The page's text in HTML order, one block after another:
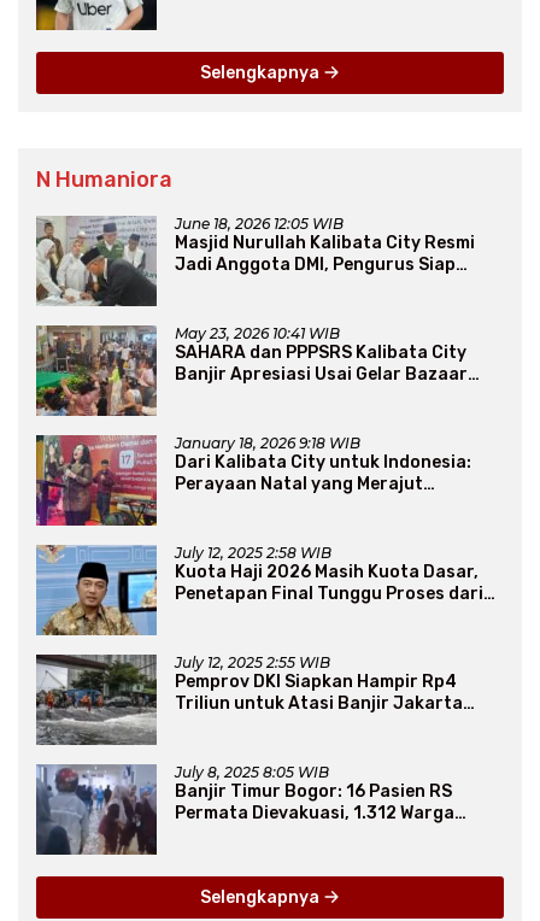
Selengkapnya
N Humaniora
June 18, 2026 12:05 WIB
Masjid Nurullah Kalibata City Resmi
Jadi Anggota DMI, Pengurus Siap
May 23, 2026 10:41 WIB
SAHARA dan PPPSRS Kalibata City
Banjir Apresiasi Usai Gelar Bazaar
January 18, 2026 9:18 WIB
Dari Kalibata City untuk Indonesia:
Perayaan Natal yang Merajut
July 12, 2025 2:58 WIB
Kuota Haji 2026 Masih Kuota Dasar,
Penetapan Final Tunggu Proses dari
July 12, 2025 2:55 WIB
Pemprov DKI Siapkan Hampir Rp4
Triliun untuk Atasi Banjir Jakarta
July 8, 2025 8:05 WIB
Banjir Timur Bogor: 16 Pasien RS
Permata Dievakuasi, 1.312 Warga
Selengkapnya